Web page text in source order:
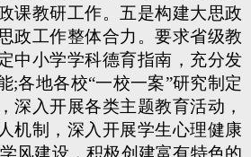
课教研工作。五是构建大思政
政工作整体合力。要求省级教
中小学学科德育指南，充分发
;各地各校“一校一案”研究制定
深入开展各类主题教育活动，
机制，深入开展学生心理健康
风建设，积极创建富有特色的